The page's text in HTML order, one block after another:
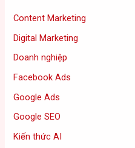
Content Marketing
Digital Marketing
Doanh nghiệp
Facebook Ads
Google Ads
Google SEO
Kiến thức AI